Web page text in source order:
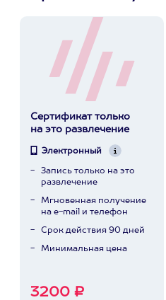
Сертификат только
на это развлечение
Электронный
Запись только на это
развлечение
Мгновенная получение
на e-mail и телефон
Срок действия 90 дней
Минимальная цена
3200 ₽